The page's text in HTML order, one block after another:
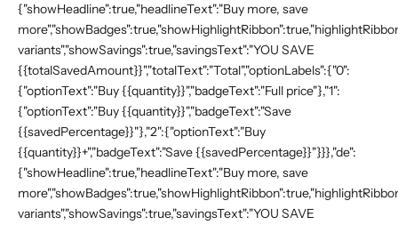
{"showHeadline":true,"headlineText":"Buy more, save
variants","showSavings":true,"savingsText":"YOU SAVE
{{totalSavedAmount}}","totalText":"Total","optionLabels":{"0":
{"optionText":"Buy {{quantity}}","badgeText":"Full price"},"1":
{"optionText":"Buy {{quantity}}","badgeText":"Save
{{savedPercentage}}"},"2":{"optionText":"Buy
{{quantity}}+","badgeText":"Save {{savedPercentage}}"}}},"de":
{"showHeadline":true,"headlineText":"Buy more, save
variants","showSavings":true,"savingsText":"YOU SAVE